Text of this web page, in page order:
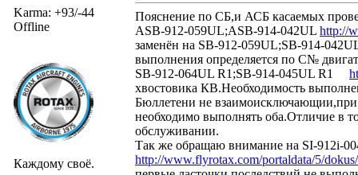
Karma: +93/-44
Offline
Каждому своё.
Пояснение по СБ,и АСБ касаемых
ASB-912-059UL;ASB-914-042UL http://
заменён на SB-912-059UL;SB-914-
выполнения определяется по С№
SB-912-064UL R1;SB-914-045UL R1
хвостовика
Бюллетени не взаимоисключающии,при
необходимо выполнять оба.Отличие в
обслуживании.
Так же обращаю внимание на SI-912i-
http://www.flyrotax.com/portaldata/5/